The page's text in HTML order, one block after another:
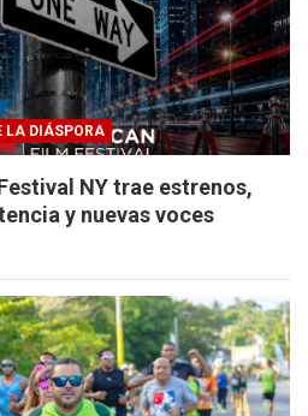
LA DIÁSPORA
NY trae estrenos,
y nuevas voces